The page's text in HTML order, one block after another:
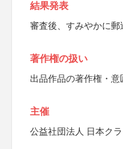
結果発表
審査後、すみやかに郵
著作権の扱い
出品作品の著作権・
主催
公益社団法人 日本ク